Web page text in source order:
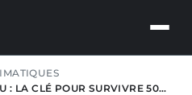
: LA CLÉ POUR SURVIVRE 50…